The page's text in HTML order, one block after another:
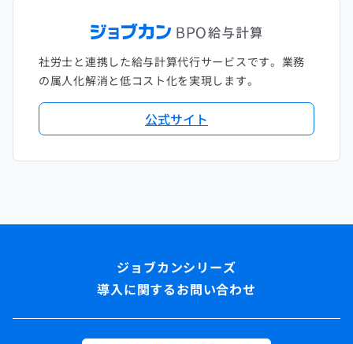
社労士と連携した給与計算代行サービスです。業務
の属人化解消と低コスト化を実現します。
公式サイト
導入に関するお問い合わせ